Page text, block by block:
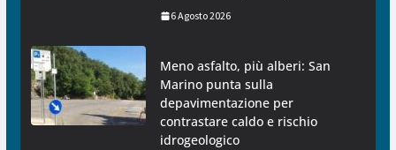
6 Agosto 2026
Meno asfalto, più alberi: San
Marino punta sulla
depavimentazione per
contrastare caldo e rischio
idrogeologico